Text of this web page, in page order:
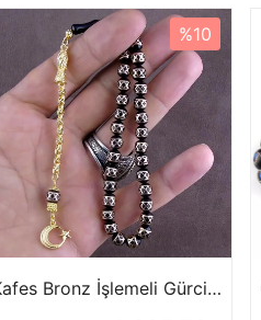
%10
Kafes Bronz İşlemeli Gürcistan Oltu Tesbih